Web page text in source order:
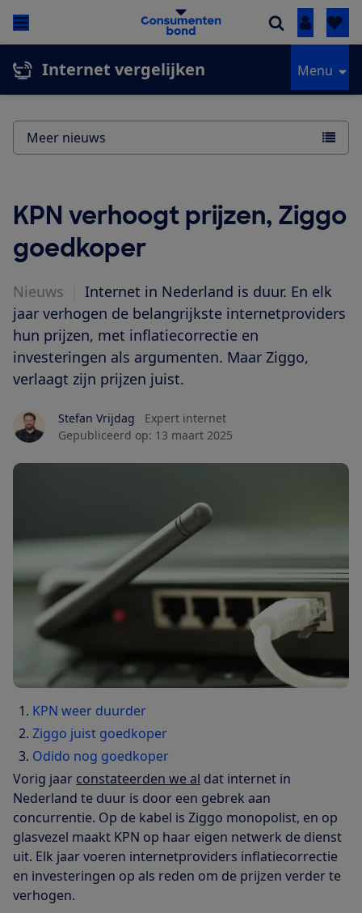
Inloggen
Internet vergelijken Menu
KPN verhoogt prijzen, Ziggo
goedkoper
Nieuws
Internet in Nederland is duur. En elk
jaar verhogen de belangrijkste internetproviders
hun prijzen, met inflatiecorrectie en
investeringen als argumenten. Maar Ziggo,
verlaagt zijn prijzen juist.
Stefan Vrijdag
Expert internet
Gepubliceerd op: 13 maart 2025
KPN weer duurder
Ziggo juist goedkoper
Odido nog goedkoper
Vorig jaar constateerden we al dat internet in
Nederland te duur is door een gebrek aan
concurrentie. Op de kabel is Ziggo monopolist, en op
glasvezel maakt KPN op haar eigen netwerk de dienst
uit. Elk jaar voeren internetproviders inflatiecorrectie
en investeringen op als reden om de prijzen verder te
verhogen.
Meer nieuws